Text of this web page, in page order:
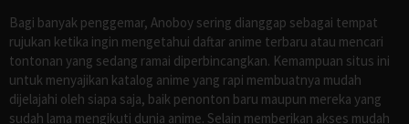
Bagi banyak penggemar, Anoboy sering dianggap sebagai tempat
rujukan ketika ingin mengetahui daftar anime terbaru atau mencari
tontonan yang sedang ramai diperbincangkan. Kemampuan situs ini
untuk menyajikan katalog anime yang rapi membuatnya mudah
dijelajahi oleh siapa saja, baik penonton baru maupun mereka yang
sudah lama mengikuti dunia anime. Selain memberikan akses mudah